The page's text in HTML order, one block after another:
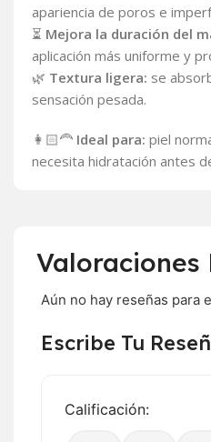
apariencia de poros e
⏳ Mejora la duración del
aplicación más uniforme y
🌿 Textura ligera: se
sensación pesada.
👩🏻‍🦰 Ideal para: piel
necesita hidratación antes
Valoraciones
Aún no hay reseñas para
Escribe Tu
Calificación: